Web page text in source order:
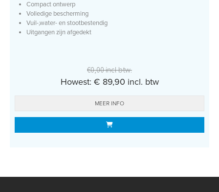
Compact ontwerp
Volledige bescherming
Vuil-,water- en stootbestendig
Uitgangen zijn afgedekt
€0,00 incl btw.
Howest: € 89,90 incl. btw
MEER INFO